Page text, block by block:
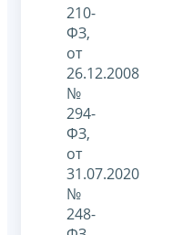
210-
ФЗ,
от
26.12.2008
№
294-
ФЗ,
от
31.07.2020
№
248-